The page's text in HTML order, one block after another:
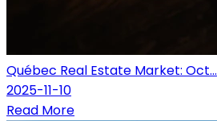
Québec Real Estate Market: Oct...
2025-11-10
Read More